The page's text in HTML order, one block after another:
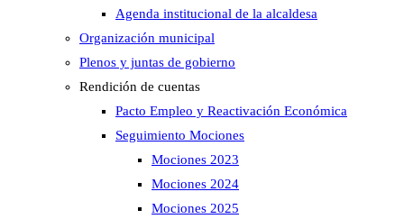
Agenda institucional de la alcaldesa
Organización municipal
Plenos y juntas de gobierno
Rendición de cuentas
Pacto Empleo y Reactivación Económica
Seguimiento Mociones
Mociones 2023
Mociones 2024
Mociones 2025